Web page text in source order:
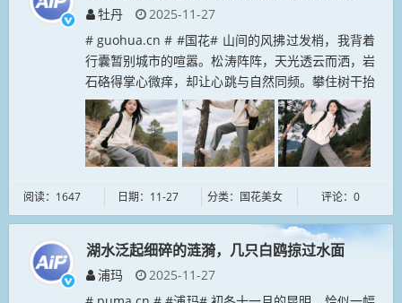
牡丹
2025-11-27
# guohua.cn # #国花# 山间的风拂过发梢，我背着
行囊暂别城市的喧嚣。松涛阵阵，天光透云而洒，岩
石硌得掌心微痒，却让心跳与自然同频。攀住树干抬
腿时，枝桠轻颤，仿佛山野在回应我的雀跃。举着拾
来的枯枝站定，望...
阅读：1647 日期：11-27 分类：国花美女 评论：0
湖水泛起细碎的涟漪，几只白鸥掠过水面
浦玛
2025-11-27